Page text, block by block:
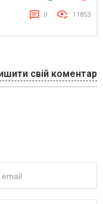
0 11853
свій коментар